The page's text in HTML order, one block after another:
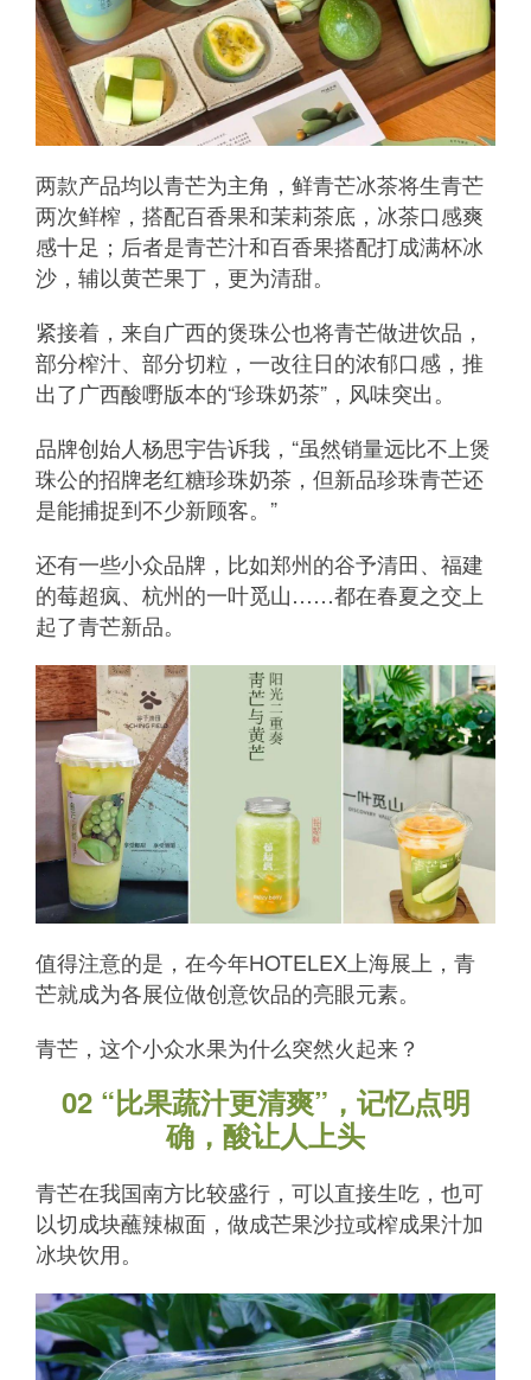
两款产品均以青芒为主角，鲜青芒冰茶将生青芒
两次鲜榨，搭配百香果和茉莉茶底，冰茶口感爽
感十足；后者是青芒汁和百香果搭配打成满杯冰
沙，辅以黄芒果丁，更为清甜。
紧接着，来自广西的煲珠公也将青芒做进饮品，
部分榨汁、部分切粒，一改往日的浓郁口感，推
出了广西酸嘢版本的“珍珠奶茶”，风味突出。
品牌创始人杨思宇告诉我，“虽然销量远比不上煲
珠公的招牌老红糖珍珠奶茶，但新品珍珠青芒还
是能捕捉到不少新顾客。”
还有一些小众品牌，比如郑州的谷予清田、福建
的莓超疯、杭州的一叶觅山……都在春夏之交上
起了青芒新品。
值得注意的是，在今年HOTELEX上海展上，青
芒就成为各展位做创意饮品的亮眼元素。
青芒，这个小众水果为什么突然火起来？
02 “比果蔬汁更清爽”，记忆点明
确，酸让人上头
青芒在我国南方比较盛行，可以直接生吃，也可
以切成块蘸辣椒面，做成芒果沙拉或榨成果汁加
冰块饮用。